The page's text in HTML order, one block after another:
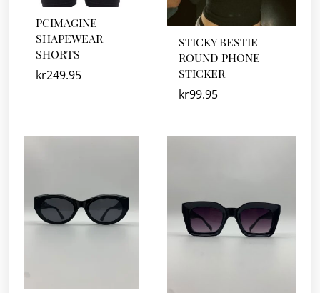
PCIMAGINE
SHAPEWEAR
SHORTS
kr249.95
STICKY BESTIE
ROUND PHONE
STICKER
kr99.95